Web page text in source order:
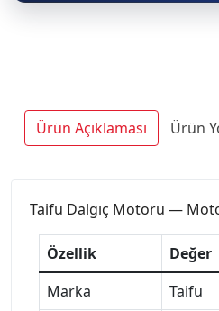
Ürün Açıklaması Ürün
Taifu Dalgıç Motoru —
Özellik
Değer
Marka
Taifu